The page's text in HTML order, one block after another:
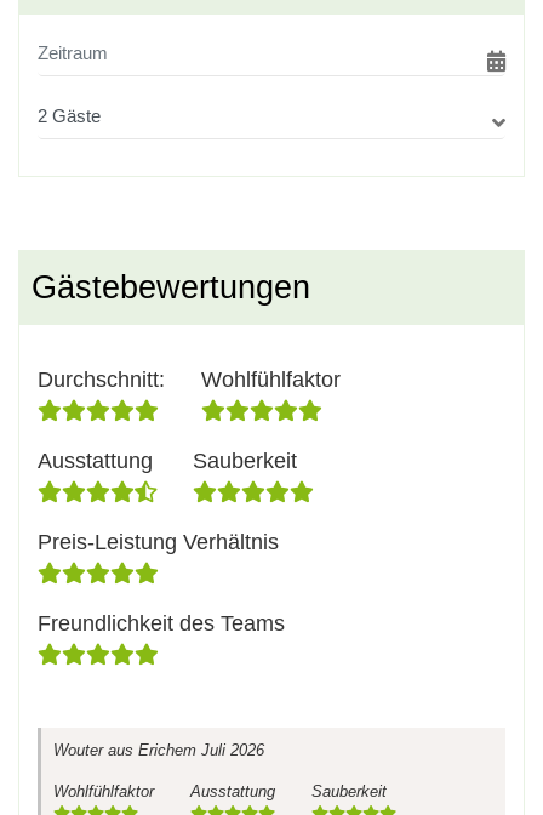
Gästebewertungen
Durchschnitt: Wohlfühlfaktor
Ausstattung Sauberkeit
Preis-Leistung Verhältnis
Freundlichkeit des Teams
Wouteraus Erichem Juli 2026
Wohlfühlfaktor Ausstattung Sauberkeit